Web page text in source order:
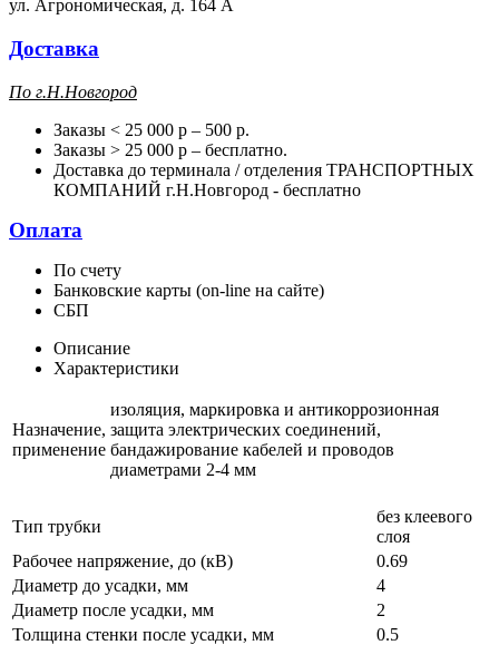
ул. Агрономическая, д. 164 А
Доставка
По г.Н.Новгород
Заказы < 25 000 р – 500 р.
Заказы > 25 000 р – бесплатно.
Доставка до терминала / отделения ТРАНСПОРТНЫХ
КОМПАНИЙ г.Н.Новгород - бесплатно
Оплата
По счету
Банковские карты (on-line на сайте)
СБП
Описание
Характеристики
Назначение,
применение
изоляция, маркировка и антикоррозионная
защита электрических соединений,
бандажирование кабелей и проводов
диаметрами 2-4 мм
Тип трубки
без клеевого
слоя
Рабочее напряжение, до (кВ)
0.69
Диаметр до усадки, мм
4
Диаметр после усадки, мм
2
Толщина стенки после усадки, мм
0.5